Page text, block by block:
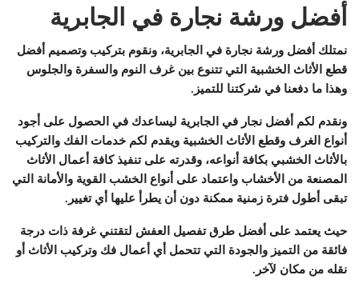
أفضل ورشة نجارة في الجابرية
نمتلك أفضل ورشة نجارة في الجابرية، ونقوم بتركيب وتصميم أفضل
قطع الأثاث الخشبية التي تتنوع بين غرف النوم والسفرة والجلوس
وهذا ما دفعنا في شركتنا للتميز.
ونقدم لكم أفضل نجار في الجابرية ليساعدك في الحصول على أجود
أنواع الغرف وقطع الأثاث الخشبية ويقدم لكم خدمات الفك والتركيب
بالأثاث الخشبي بكافة أنواعه، وقدرته على تنفيذ كافة أعمال الأثاث
المصنعة من الأخشاب واعتماد على أنواع الخشب القوية والأمانة التي
تبقى أطول فترة زمنية ممكنة دون أن يطرأ عليها أي تغيير.
حيث يعتمد على أفضل طرق تفصيل العفش لتقتني غرفة ذات درجة
فائقة من التميز والجودة التي تتحمل أي أعمال فك وتركيب الأثاث أو
نقله من مكان لآخر.